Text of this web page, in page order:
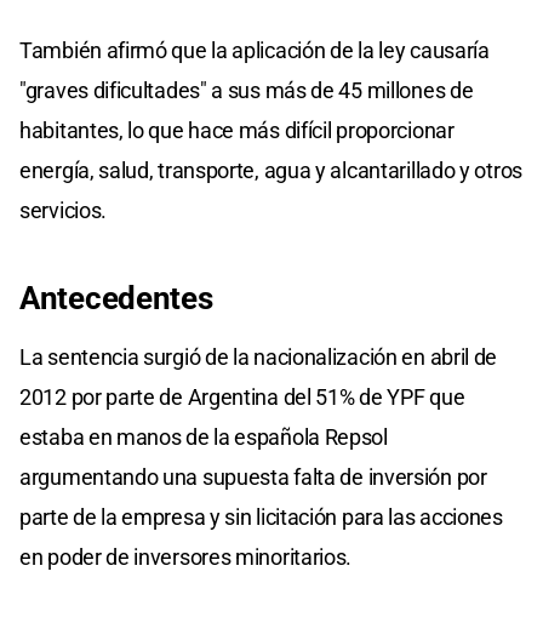
También afirmó que la aplicación de la ley causaría
"graves dificultades" a sus más de 45 millones de
habitantes, lo que hace más difícil proporcionar
energía, salud, transporte, agua y alcantarillado y otros
servicios.
Antecedentes
La sentencia surgió de la nacionalización en abril de
2012 por parte de Argentina del 51% de YPF que
estaba en manos de la española Repsol
argumentando una supuesta falta de inversión por
parte de la empresa y sin licitación para las acciones
en poder de inversores minoritarios.